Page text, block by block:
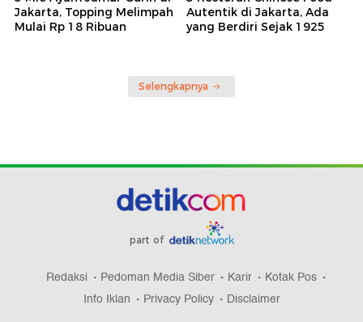
Jakarta, Topping Melimpah
Mulai Rp 18 Ribuan
Autentik di Jakarta, Ada
yang Berdiri Sejak 1925
Selengkapnya
part of
Redaksi Pedoman Media Siber Karir
Kotak Pos
Info Iklan
Privacy Policy Disclaimer